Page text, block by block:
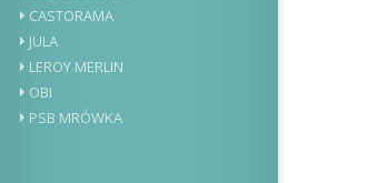
CASTORAMA
JULA
LEROY MERLIN
OBI
PSB MRÓWKA